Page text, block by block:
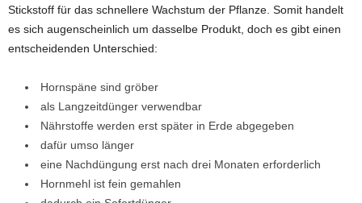
Stickstoff für das schnellere Wachstum der Pflanze. Somit handelt
es sich augenscheinlich um dasselbe Produkt, doch es gibt einen
entscheidenden Unterschied:
Hornspäne sind gröber
als Langzeitdünger verwendbar
Nährstoffe werden erst später in Erde abgegeben
dafür umso länger
eine Nachdüngung erst nach drei Monaten erforderlich
Hornmehl ist fein gemahlen